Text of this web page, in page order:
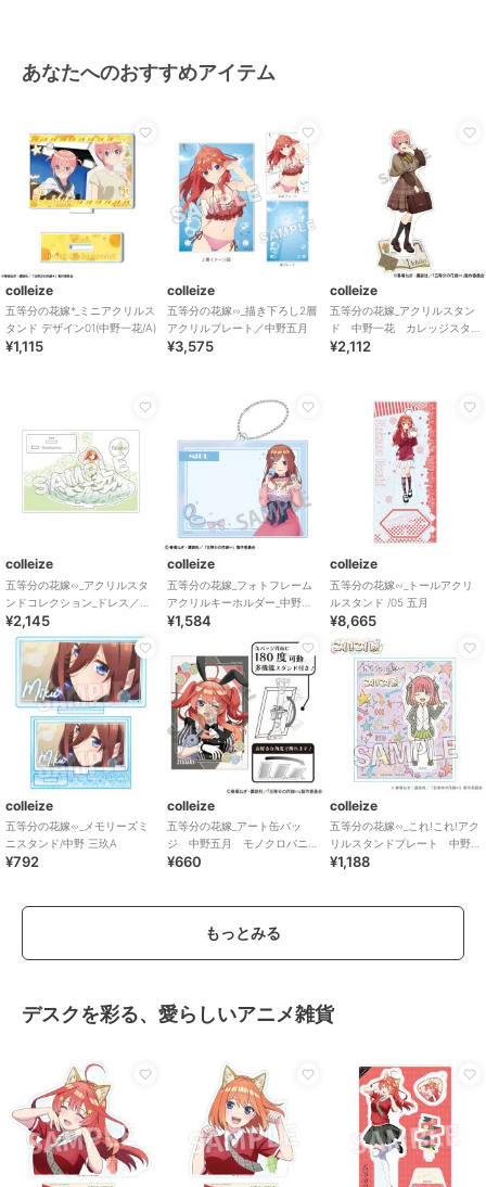
あなたへのおすすめアイテム
colleize
五等分の花嫁*_ミニアクリルス
タンド デザイン01(中野一花/A)
¥1,115
colleize
五等分の花嫁∽_描き下ろし2層
アクリルプレート／中野五月
¥3,575
colleize
五等分の花嫁_アクリルスタン
ド 中野一花 カレッジスタ
イル
¥2,112
colleize
五等分の花嫁∽_アクリルスタ
ンドコレクション_ドレス／中
野四葉
¥2,145
colleize
五等分の花嫁_フォトフレーム
アクリルキーホルダー_中野三
玖_メイクアップ
¥1,584
colleize
五等分の花嫁∽_トールアクリ
ルスタンド /05 五月
¥8,665
colleize
五等分の花嫁∽_メモリーズミ
ニスタンド/中野 三玖A
¥792
colleize
五等分の花嫁_アート缶バッ
ジ 中野五月 モノクロバニ
ードレス
¥660
colleize
五等分の花嫁∽_これ!これ!アク
リルスタンドプレート 中野
二乃
¥1,188
もっとみる
デスクを彩る、愛らしいアニメ雑貨